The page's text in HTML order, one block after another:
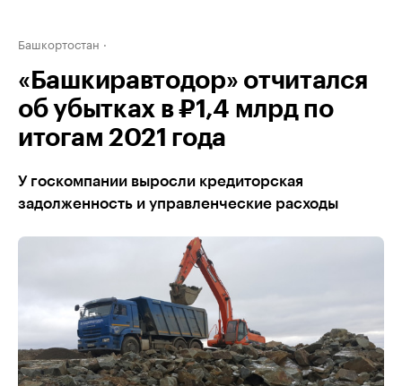
Башкортостан
«Башкиравтодор» отчитался
об убытках в ₽1,4 млрд по
итогам 2021 года
У госкомпании выросли кредиторская
задолженность и управленческие расходы